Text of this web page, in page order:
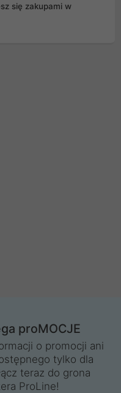
się zakupami w
proMOCJE
o promocji ani
tylko dla
teraz do grona
ProLine!